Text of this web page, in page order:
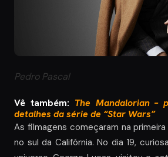
Pedro Pascal
Vê também: The Mandalorian –
detalhes da série de “Star Wars”
As filmagens começaram na
no sul da Califórnia. No dia 19,